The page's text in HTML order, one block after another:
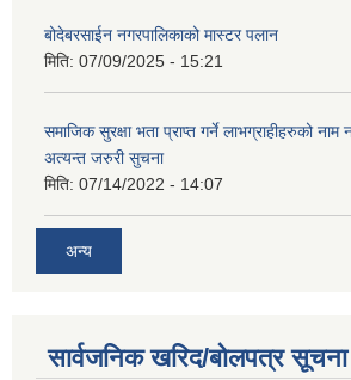
बोदेबरसाईन नगरपालिकाको मास्टर पलान
मिति: 07/09/2025 - 15:21
समाजिक सुरक्षा भता प्राप्त गर्ने लाभग्राहीहरुको
अत्यन्त जरुरी सुचना
मिति: 07/14/2022 - 14:07
अन्य
सार्वजनिक खरिद/बोलपत्र सूचना